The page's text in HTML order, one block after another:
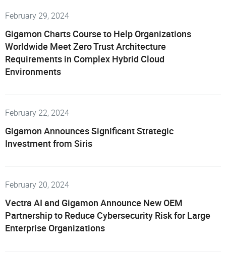
February 29, 2024
Gigamon Charts Course to Help Organizations
Worldwide Meet Zero Trust Architecture
Requirements in Complex Hybrid Cloud
Environments
February 22, 2024
Gigamon Announces Significant Strategic
Investment from Siris
February 20, 2024
Vectra AI and Gigamon Announce New OEM
Partnership to Reduce Cybersecurity Risk for Large
Enterprise Organizations